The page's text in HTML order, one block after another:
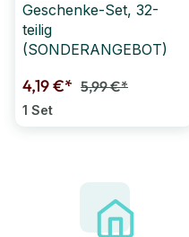
Geschenke-Set, 32-
teilig
(SONDERANGEBOT)
4,19 €* 5,99 €*
1 Set